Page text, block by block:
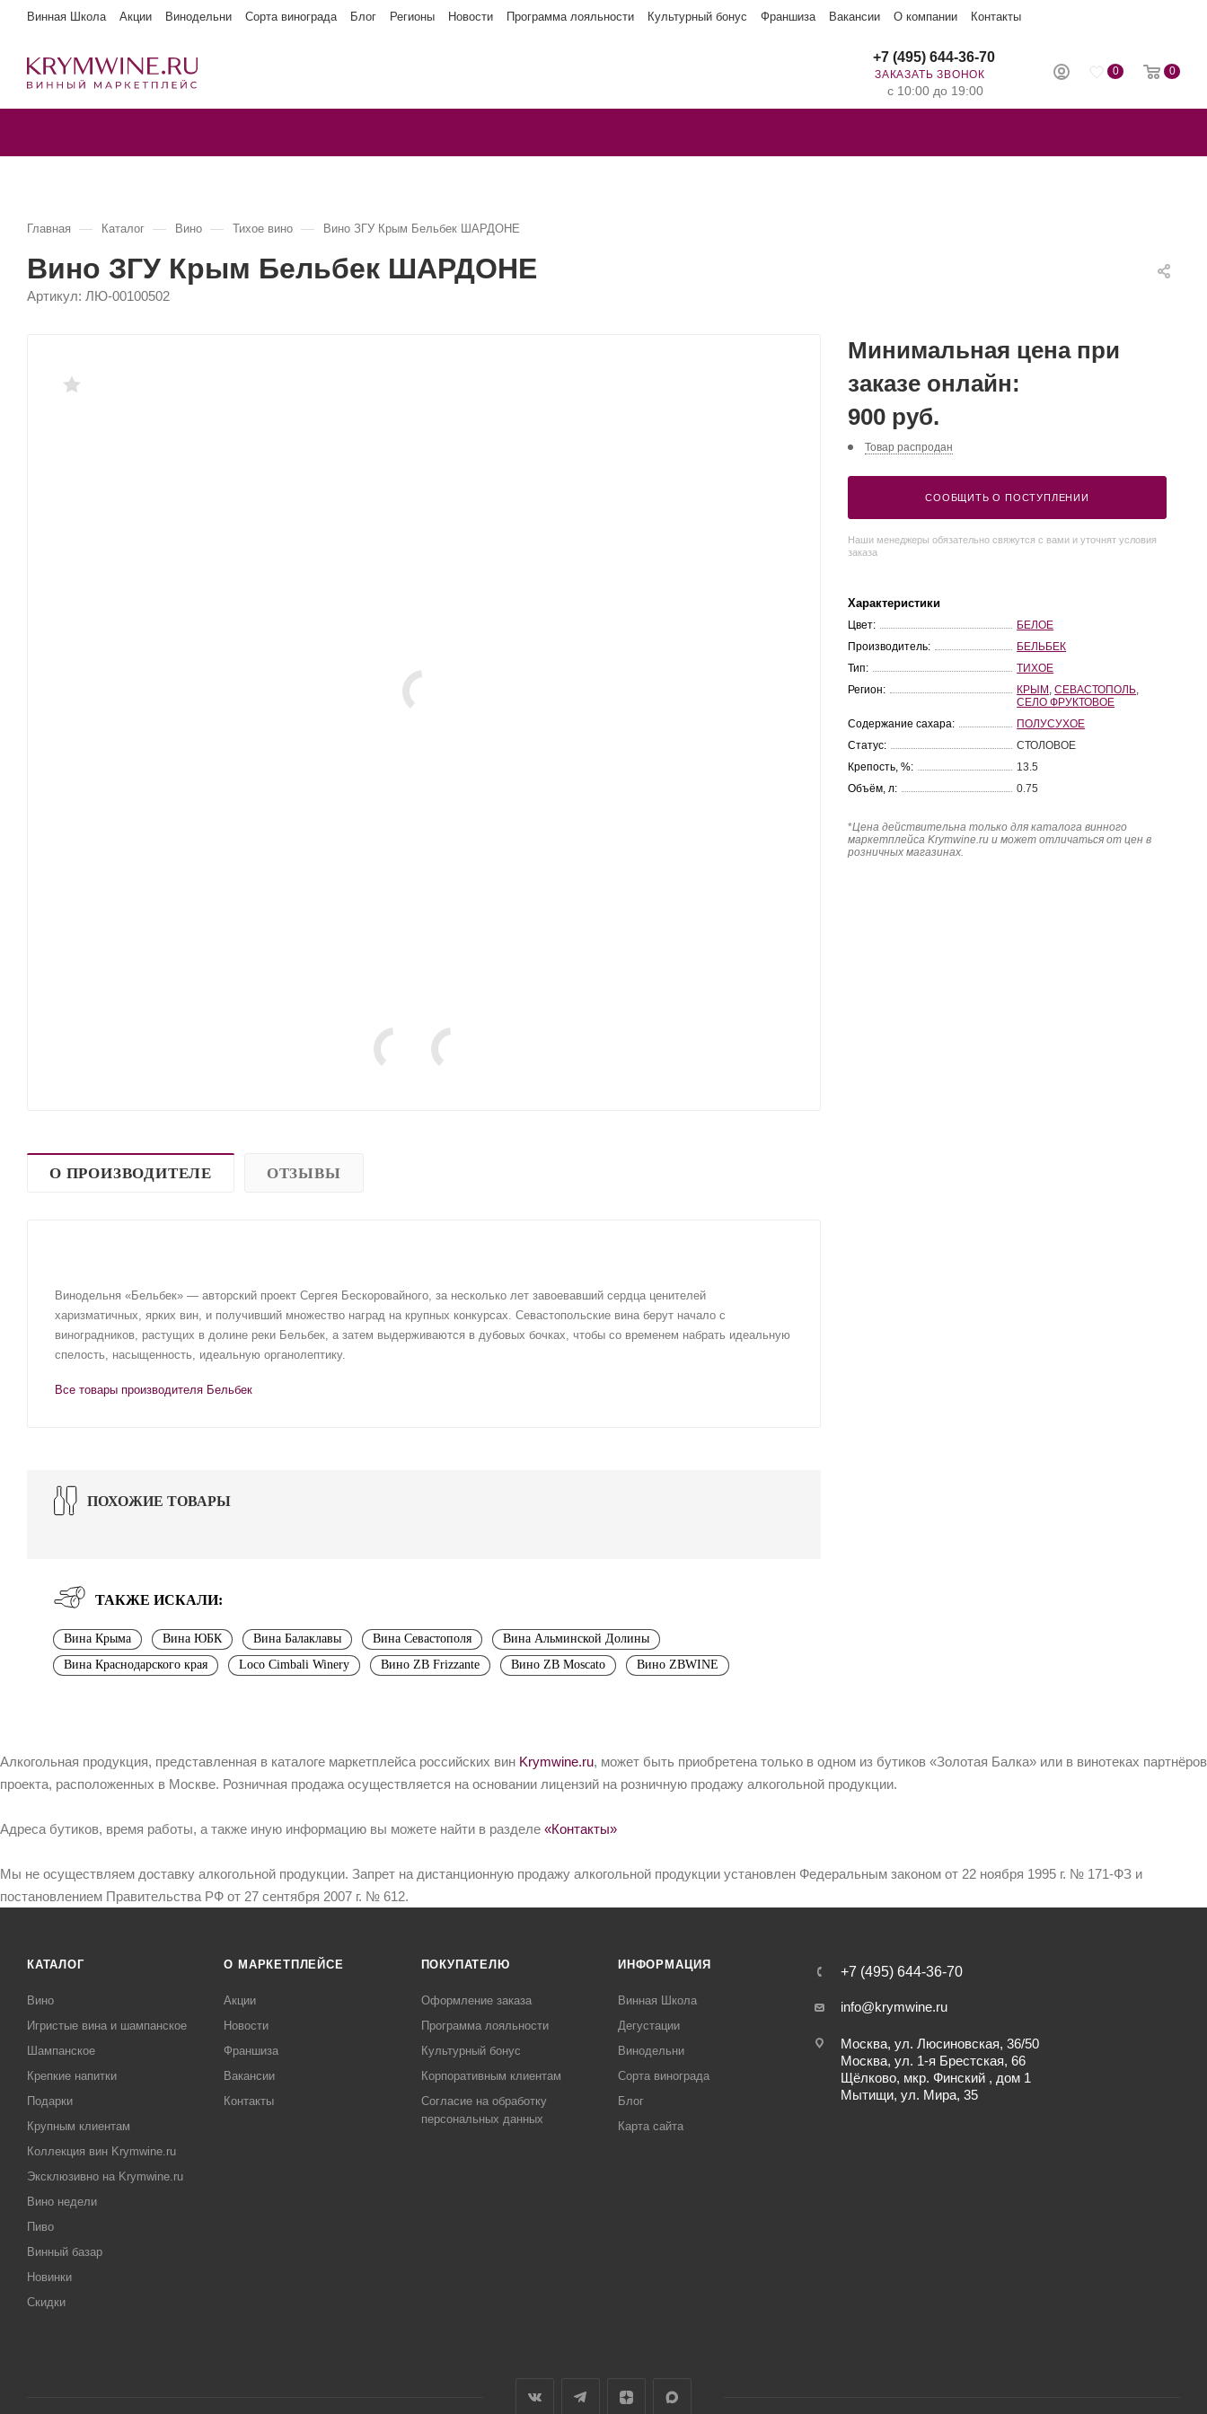
Винная Школа Акции Винодельни Сорта винограда Блог Регионы Новости Программа лояльности Культурный бонус Франшиза Вакансии О компании Контакты
0 0
+7 (495) 644-36-70
ЗАКАЗАТЬ ЗВОНОК
с 10:00 до 19:00
Главная — Каталог — Вино — Тихое вино — Вино ЗГУ Крым Бельбек ШАРДОНЕ
Вино ЗГУ Крым Бельбек ШАРДОНЕ
Артикул: ЛЮ-00100502
О ПРОИЗВОДИТЕЛЕ ОТЗЫВЫ
Винодельня «Бельбек» — авторский проект Сергея Бескоровайного, за несколько лет завоевавший сердца ценителей
харизматичных, ярких вин, и получивший множество наград на крупных конкурсах. Севастопольские вина берут начало с
виноградников, растущих в долине реки Бельбек, а затем выдерживаются в дубовых бочках, чтобы со временем набрать идеальную
спелость, насыщенность, идеальную органолептику.
Все товары производителя Бельбек
ПОХОЖИЕ ТОВАРЫ
ТАКЖЕ ИСКАЛИ:
Вина Крыма Вина ЮБК Вина Балаклавы Вина Севастополя
Вина Альминской Долины
Вина Краснодарского края
Loco Cimbali Winery Вино ZB Frizzante Вино ZB Moscato Вино ZBWINE
Минимальная цена при
заказе онлайн:
900 руб.
Товар распродан
СООБЩИТЬ О ПОСТУПЛЕНИИ
Наши менеджеры обязательно свяжутся с вами и уточнят условия
заказа
Характеристики
Цвет:
БЕЛОЕ
Производитель:
БЕЛЬБЕК
Тип:
ТИХОЕ
Регион:
КРЫМ ,СЕВАСТОПОЛЬ
СЕЛО ФРУКТОВОЕ
Содержание сахара:
ПОЛУСУХОЕ
Статус:
СТОЛОВОЕ
Крепость, %:
13.5
Объём, л:
0.75
*Цена действительна только для каталога винного
маркетплейса Krymwine.ru и может отличаться от цен в
розничных магазинах.
Алкогольная продукция, представленная в каталоге маркетплейса российских вин Krymwine.ru, может быть приобретена только в одном из бутиков «Золотая Балка» или в винотеках партнёров
проекта, расположенных в Москве. Розничная продажа осуществляется на основании лицензий на розничную продажу алкогольной продукции.
Адреса бутиков, время работы, а также иную информацию вы можете найти в разделе «Контакты»
Мы не осуществляем доставку алкогольной продукции. Запрет на дистанционную продажу алкогольной продукции установлен Федеральным законом от 22 ноября 1995 г. № 171-ФЗ и
постановлением Правительства РФ от 27 сентября 2007 г. № 612.
КАТАЛОГ
Вино
Игристые вина и шампанское
Шампанское
Крепкие напитки
Подарки
Крупным клиентам
Коллекция вин Krymwine.ru
Эксклюзивно на Krymwine.ru
Вино недели
Пиво
Винный базар
Новинки
Скидки
О МАРКЕТПЛЕЙСЕ
Акции
Новости
Франшиза
Вакансии
Контакты
ПОКУПАТЕЛЮ
Оформление заказа
Программа лояльности
Культурный бонус
Корпоративным клиентам
Согласие на обработку
персональных данных
ИНФОРМАЦИЯ
Винная Школа
Дегустации
Винодельни
Сорта винограда
Блог
Карта сайта
+7 (495) 644-36-70
info@krymwine.ru
Москва, ул. Люсиновская, 36/50
Москва, ул. 1-я Брестская, 66
Щёлково, мкр. Финский , дом 1
Мытищи, ул. Мира, 35